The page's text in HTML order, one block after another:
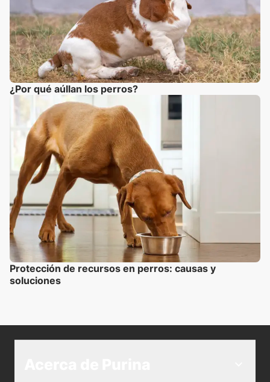
¿Por qué aúllan los perros?
Protección de recursos en perros: causas y
soluciones